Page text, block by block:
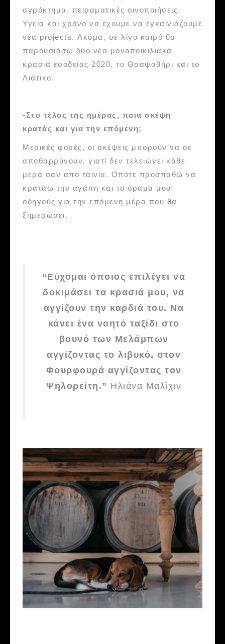
αγρόκτημα, πειραματικές οινοποιήσεις.
Υγεία και χρόνο να έχουμε να εγκαινιάζουμε
νέα projects. Ακόμα, σε λίγο καιρό θα
παρουσιάσω δύο νέα μονοποικιλιακά
κρασιά εσοδείας 2020, το Θραψαθήρι και το
Λιάτικο.
-Στο τέλος της ημέρας, ποια σκέψη
κρατάς και για την επόμενη;
Μερικές φορές, οι σκέψεις μπορούν να σε
αποθαρρύνουν, γιατί δεν τελειώνει κάθε
μέρα σαν από ταινία. Οπότε προσπαθώ να
κρατάω την αγάπη και το όραμα μου
οδηγούς για την επόμενη μέρα που θα
ξημερώσει.
“Εύχομαι όποιος επιλέγει να
δοκιμάσει τα κρασιά μου, να
αγγίζουν την καρδιά του. Να
κάνει ένα νοητό ταξίδι στο
βουνό των Μελάμπων
αγγίζοντας το λιβυκό, στον
Φουρφουρά αγγίζοντας τον
Ψηλορείτη.” Ηλιάνα Μαλίχιν